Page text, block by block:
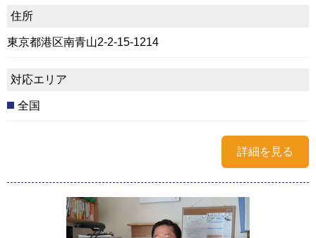
住所
東京都港区南青山2-2-15-1214
対応エリア
全国
詳細を見る